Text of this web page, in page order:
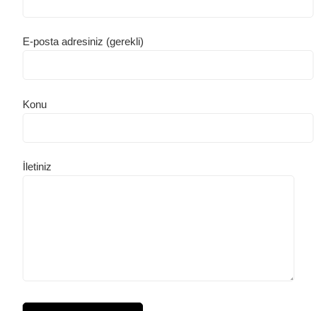
E-posta adresiniz (gerekli)
Konu
İletiniz